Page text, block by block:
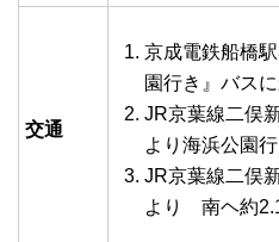
交通
京成電鉄船橋
園行き』バス
JR京葉線二俣
より海浜公園
JR京葉線二俣
より 南ヘ約